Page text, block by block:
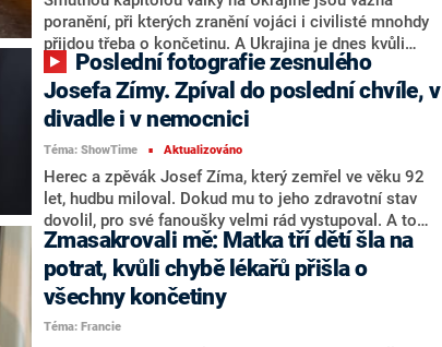
finance na sportovní protézu, která by Alexovi výrazně
ulevila. Zapojit do pomoci se může každý.
poranění, při kterých zranění vojáci i civilisté mnohdy
přijdou třeba o končetinu. A Ukrajina je dnes kvůli
ruské invazi v podstatě zemí invalidů, kde potkat lidi s
protézami je zcela běžná a normalizovaná věc. V
podcastu Spálená země se o tom bavili vládní
zmocněnec pro rekonstrukci Ukrajiny Tomáš Kopečný
a zahraniční redaktor CNN Prima NEWS Tomáš
Kačmár. Tématem rovněž bylo to, jak se ke zraněným
naopak chová Rusko.
Josefa Zímy. Zpíval do poslední chvíle, v
divadle i v nemocnici
Téma: ShowTime ■ Aktualizováno
Herec a zpěvák Josef Zíma, který zemřel ve věku 92
let, hudbu miloval. Dokud mu to jeho zdravotní stav
dovolil, pro své fanoušky velmi rád vystupoval. A to
nehledě na skutečnost, že musel podstoupit amputaci
nohy. Král české dechovky bavil své fanoušky až
skoro do poslední chvíle.
Zmasakrovali mě: Matka tří dětí šla na
potrat, kvůli chybě lékařů přišla o
všechny končetiny
Téma: Francie